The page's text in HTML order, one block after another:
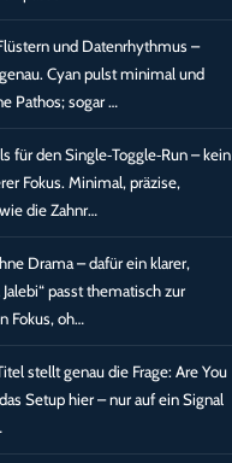
und Datenrhythmus –
Cyan pulst minimal und
Pathos; sogar …
für den Single‑Toggle‑Run – kein
Fokus. Minimal, präzise,
die Zahnr…
Drama – dafür ein klarer,
passt thematisch zur
Fokus, oh…
stellt genau die Frage: Are You
Setup hier – nur auf ein Signal